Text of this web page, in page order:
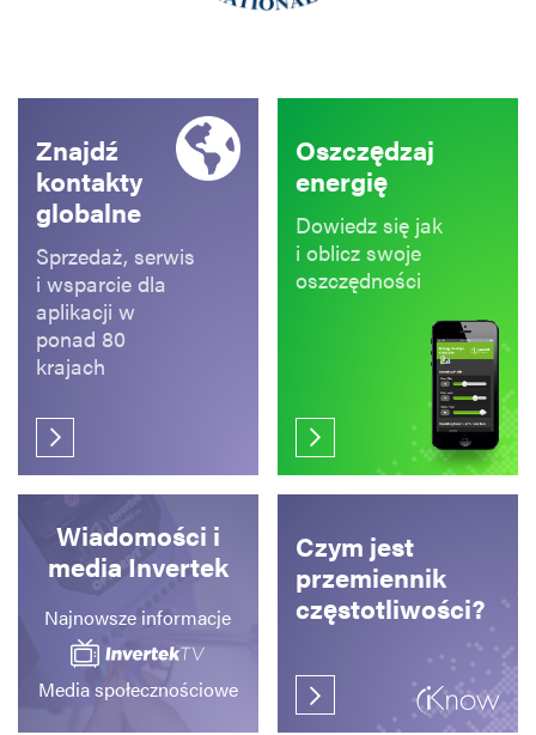
Znajdź
kontakty
globalne
Sprzedaż, serwis
i wsparcie dla
aplikacji w
ponad 80
krajach
Oszczędzaj
energię
Dowiedz się jak
i oblicz swoje
oszczędności
Wiadomości i
media Invertek
Najnowsze informacje
Media społecznościowe
Czym jest
przemiennik
częstotliwości?